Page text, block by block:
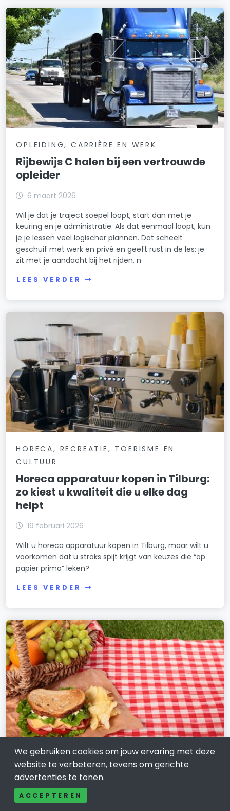
OPLEIDING, CARRIÈRE EN WERK
Rijbewijs C halen bij een vertrouwde
opleider
6 maart 2026
Wil je dat je traject soepel loopt, start dan met je
keuring en je administratie. Als dat eenmaal loopt, kun
je je lessen veel logischer plannen. Dat scheelt
geschuif met werk en privé en geeft rust in de les: je
zit met je aandacht bij het rijden, n
LEES VERDER
HORECA, RECREATIE, TOERISME EN
CULTUUR
Horeca apparatuur kopen in Tilburg:
zo kiest u kwaliteit die u elke dag
helpt
19 februari 2026
Wilt u horeca apparatuur kopen in Tilburg, maar wilt u
voorkomen dat u straks spijt krijgt van keuzes die “op
papier prima” leken?
LEES VERDER
WONEN, HUIS EN TUIN
Picknicktafel in Tilburg: rustig
oriënteren op een passende plek
buiten
We gebruiken cookies om jouw ervaring met deze
website te verbeteren, tevens om gerichte
advertenties te tonen.
ACCEPTEREN